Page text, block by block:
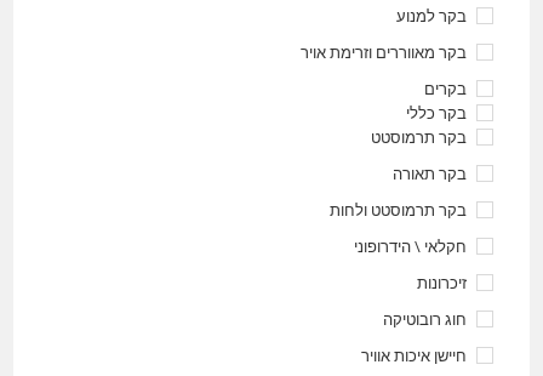
בקר למנוע
בקר מאווררים וזרימת אויר
בקרים
בקר כללי
בקר תרמוסטט
בקר תאורה
בקר תרמוסטט ולחות
חקלאי \ הידרופוני
זיכרונות
חוג רובוטיקה
חיישן איכות אוויר